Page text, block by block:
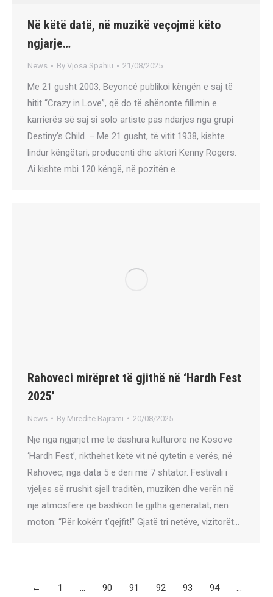
Në këtë datë, në muzikë veçojmë këto
ngjarje…
News By Vjosa Spahiu 21/08/2025
Me 21 gusht 2003, Beyoncé publikoi këngën e saj të
hitit “Crazy in Love”, që do të shënonte fillimin e
karrierës së saj si solo artiste pas ndarjes nga grupi
Destiny’s Child. – Me 21 gusht, të vitit 1938, kishte
lindur këngëtari, producenti dhe aktori Kenny Rogers.
Ai kishte mbi 120 këngë, në pozitën e…
Rahoveci mirëpret të gjithë në ‘Hardh Fest
2025’
News By Miredite Bajrami 20/08/2025
Një nga ngjarjet më të dashura kulturore në Kosovë
‘Hardh Fest’, rikthehet këtë vit në qytetin e verës, në
Rahovec, nga data 5 e deri më 7 shtator. Festivali i
vjeljes së rrushit sjell traditën, muzikën dhe verën në
një atmosferë që bashkon të gjitha gjeneratat, nën
moton: “Për kokërr t’qejfit!” Gjatë tri netëve, vizitorët…
← 1 … 90 91 92 93 94 …